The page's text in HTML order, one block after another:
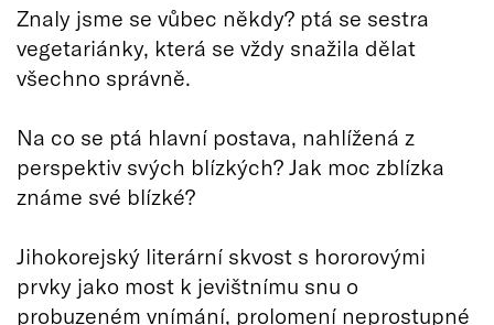
Znaly jsme se vůbec někdy? ptá se sestra
vegetariánky, která se vždy snažila dělat
všechno správně.
Na co se ptá hlavní postava, nahlížená z
perspektiv svých blízkých? Jak moc zblízka
známe své blízké?
Jihokorejský literární skvost s hororovými
prvky jako most k jevištnímu snu o
probuzeném vnímání, prolomení neprostupné